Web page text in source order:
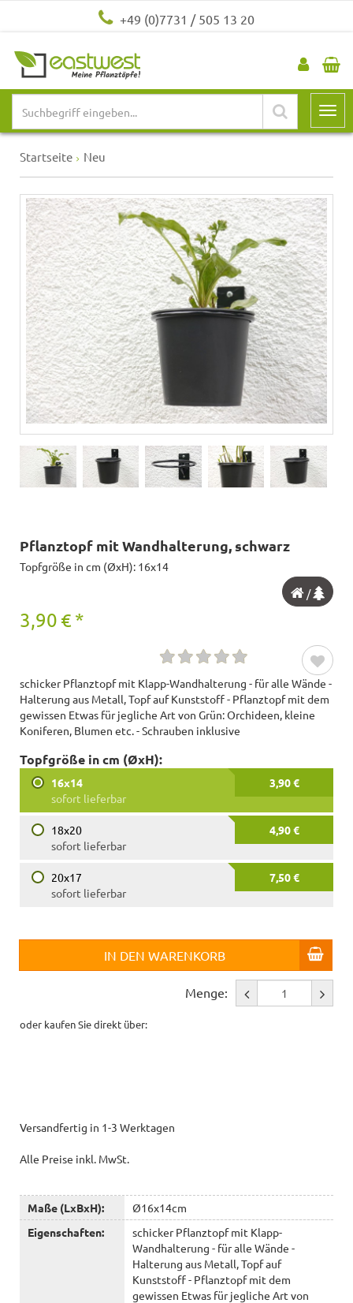
+49 (0)7731 / 505 13 20
Startseite Neu
Pflanztopf mit Wandhalterung, schwarz
Topfgröße in cm (ØxH): 16x14
/
3,90 € *
schicker Pflanztopf mit Klapp-Wandhalterung - für alle Wände -
Halterung aus Metall, Topf auf Kunststoff - Pflanztopf mit dem
gewissen Etwas für jegliche Art von Grün: Orchideen, kleine
Koniferen, Blumen etc. - Schrauben inklusive
Topfgröße in cm (ØxH):
16x14
3,90 €
sofort lieferbar
18x20
4,90 €
sofort lieferbar
20x17
7,50 €
sofort lieferbar
IN DEN WARENKORB
Menge:
oder kaufen Sie direkt über:
Versandfertig in 1-3 Werktagen
Alle Preise inkl. MwSt.
Maße (LxBxH):
Ø16x14cm
Eigenschaften:
schicker Pflanztopf mit Klapp-
Wandhalterung - für alle Wände -
Halterung aus Metall, Topf auf
Kunststoff - Pflanztopf mit dem
gewissen Etwas für jegliche Art von